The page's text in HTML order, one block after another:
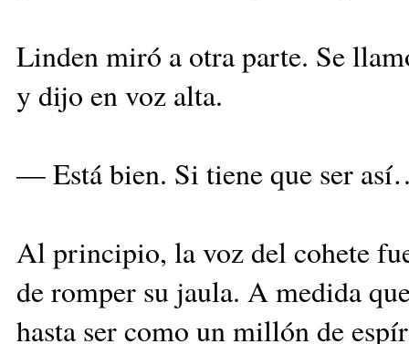
Linden miró a otra parte. Se
y dijo en voz alta.
— Está bien. Si tiene que ser
Al principio, la voz del cohete
de romper su jaula. A medida
hasta ser como un millón de